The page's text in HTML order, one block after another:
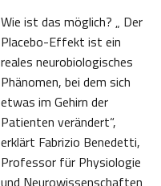
Wie ist das möglich? „ Der
Placebo-Effekt ist ein
reales neurobiologisches
Phänomen, bei dem sich
etwas im Gehirn der
Patienten verändert“,
erklärt Fabrizio Benedetti,
Professor für Physiologie
und Neurowissenschaften